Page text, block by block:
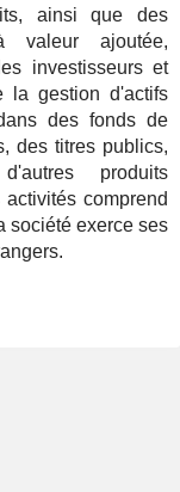
ainsi que des
valeur ajoutée,
investisseurs et
la gestion d'actifs
des fonds de
des titres publics,
produits
comprend
société exerce ses